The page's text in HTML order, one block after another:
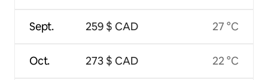
Sept.
Oct.
259 $ CAD
273 $ CAD
27 °C
22 °C